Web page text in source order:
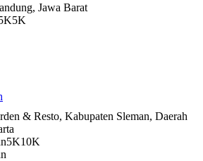
Jawa Barat
5K
& Resto, Kabupaten Sleman, Daerah
5K10K